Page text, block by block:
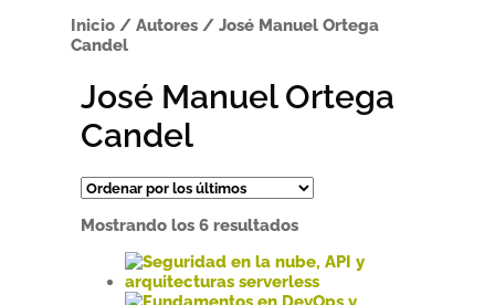
Inicio /Autores /José Manuel Ortega
Candel
José Manuel Ortega
Candel
Mostrando los 6 resultadosOrdenado
los
últimos
Este